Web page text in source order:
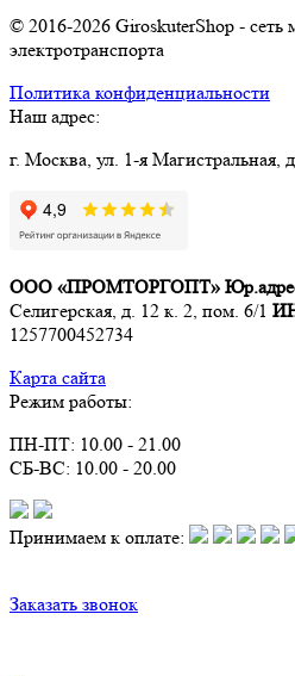
© 2016-2026 GiroskuterShop - сеть
электротранспорта
Политика конфиденциальности
Наш адрес:
г. Москва, ул. 1-я Магистральная,
ООО «ПРОМТОРГОПТ»
Селигерская, д. 12 к. 2, пом. 6/1
1257700452734
Карта сайта
Режим работы:
ПН-ПТ: 10.00 - 21.00
СБ-ВС: 10.00 - 20.00
Принимаем к оплате:
Заказать звонок